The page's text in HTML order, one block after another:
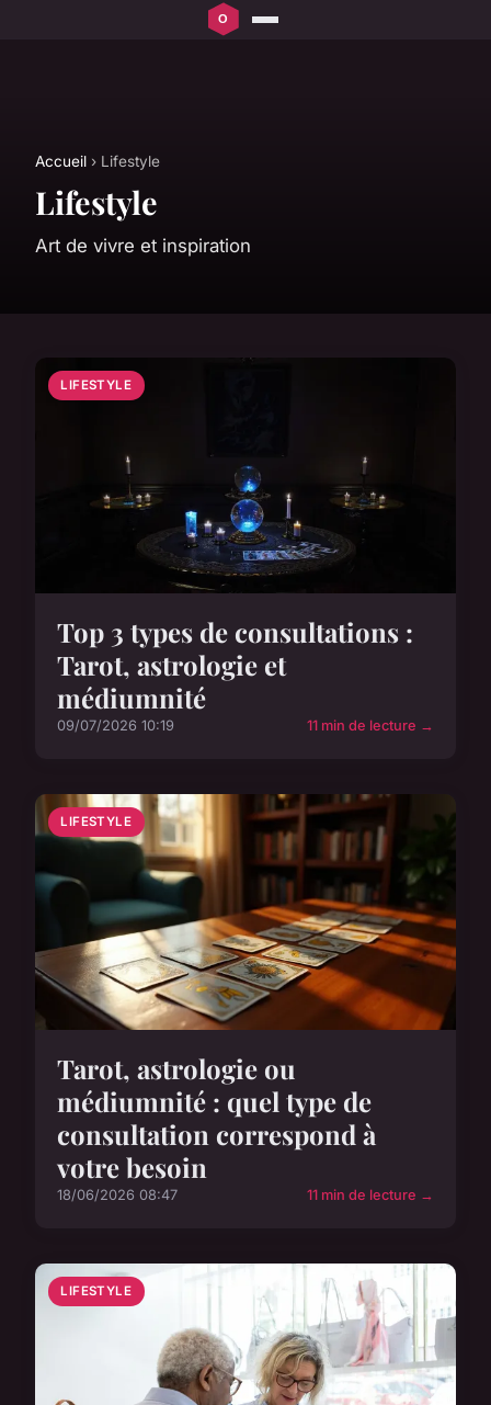
Accueil › Lifestyle
Lifestyle
Art de vivre et inspiration
LIFESTYLE
Top 3 types de consultations :
Tarot, astrologie et
médiumnité
09/07/2026 10:19 11 min de lecture →
LIFESTYLE
Tarot, astrologie ou
médiumnité : quel type de
consultation correspond à
votre besoin
18/06/2026 08:47 11 min de lecture →
LIFESTYLE